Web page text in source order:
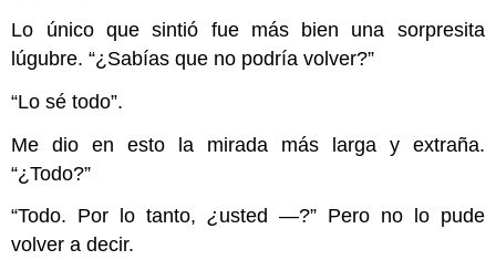
Lo único que sintió fue más bien una sorpresita
lúgubre. “¿Sabías que no podría volver?”
“Lo sé todo”.
Me dio en esto la mirada más larga y extraña.
“¿Todo?”
“Todo. Por lo tanto,¿ usted —?” Pero no lo pude
volver a decir.